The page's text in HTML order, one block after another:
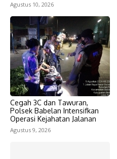
Agustus 10, 2026
Cegah 3C dan Tawuran,
Polsek Babelan Intensifkan
Operasi Kejahatan Jalanan
Agustus 9, 2026